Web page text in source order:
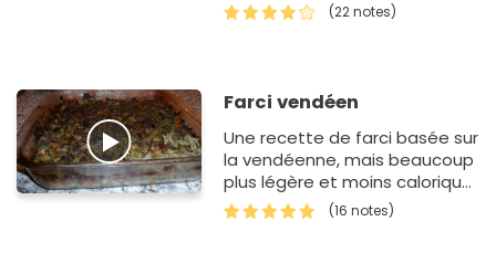
(22 notes)
Farci vendéen
Une recette de farci basée sur
la vendéenne, mais beaucoup
plus légère et moins calorique
!
(16 notes)